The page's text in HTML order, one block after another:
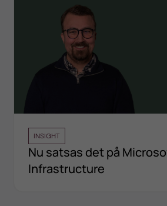
INSIGHT
Nu satsas det på
Infrastructure